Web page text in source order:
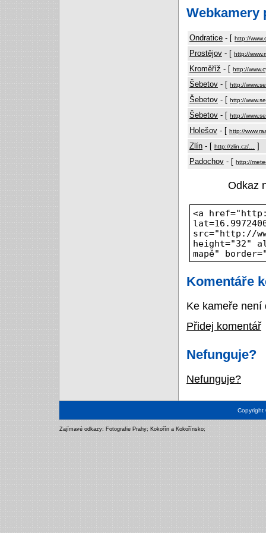
Webkamery
Ondratice - [ http://
Prostějov - [ http://
Kroměříž - [ http://
Šebetov - [ http://
Šebetov - [ http://
Šebetov - [ http://
Holešov - [ http://
Zlín - [ http://zlin.cz/…
]
Padochov - [ http://
Odkaz
<a href="http://
src="http://
height="32"
mapě"
Komentáře
Ke kameře není
Přidej komentář
Nefunguje?
Nefunguje?
Zajímavé odkazy: Fotografie Prahy; Kokořín a Kokořínsko;